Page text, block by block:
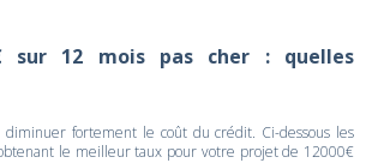
sur 12 mois pas cher : quelles
fortement le coût du crédit. Ci-dessous les
le meilleur taux pour votre projet de 12000€